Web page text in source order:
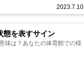
2023.7.10
態を表すサイン
味は？あなたの体育館での様